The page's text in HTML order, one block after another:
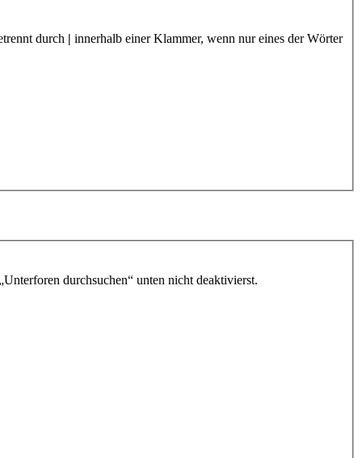
durch | innerhalb einer Klammer, wenn nur eines der Wörter
durchsuchen“ unten nicht deaktivierst.